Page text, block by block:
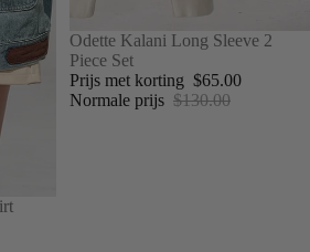
UITVERKOOP
Odette Kalani Long Sleeve 2
Piece Set
Prijs met korting $65.00
Normale prijs $130.00